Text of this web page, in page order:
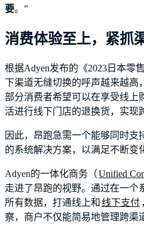
要。”
消费体验至上，紧抓
根据Adyen发布的《2023日本零
下渠道无缝切换的呼声越来越高
部分消费者希望可以在享受线上
活进行线下门店的退换货，实现
因此，昂跑急需一个能够同时
的系统解决方案，以满足不断变
Adyen的一体化商务（Unified
走进了昂跑的视野。通过在一个
所有数据，打通线上和 线下支付
察，商户不仅能简易地管理跨渠